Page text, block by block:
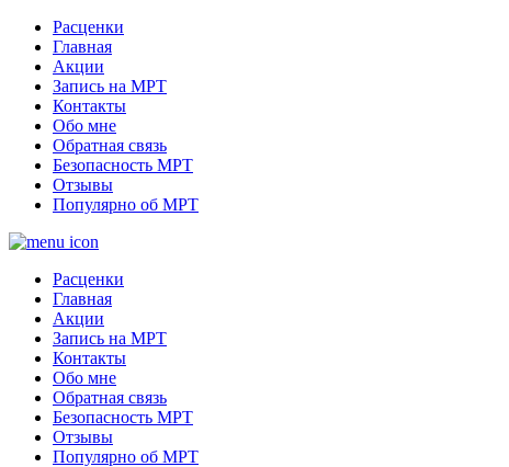
Расценки
Главная
Акции
Запись на МРТ
Контакты
Обо мне
Обратная связь
Безопасность МРТ
Отзывы
Популярно об МРТ
Расценки
Главная
Акции
Запись на МРТ
Контакты
Обо мне
Обратная связь
Безопасность МРТ
Отзывы
Популярно об МРТ